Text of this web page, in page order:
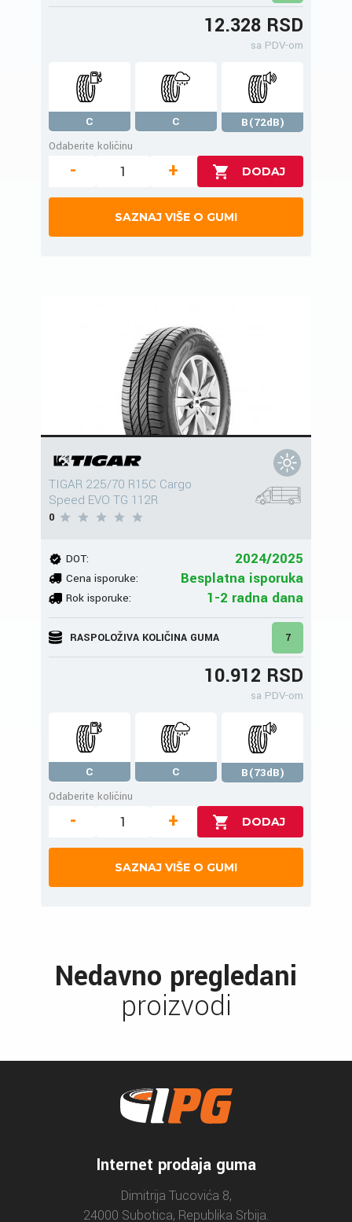
12.328 RSD
sa PDV-om
C C
B(72dB)
Odaberite količinu
- +
SAZNAJ VIŠE O GUMI
TIGAR 225/70 R15C Cargo
Speed EVO TG 112R
0
DOT: 2024/2025
Cena isporuke: Besplatna isporuka
Rok isporuke: 1-2 radna dana
RASPOLOŽIVA KOLIČINA GUMA 7
10.912 RSD
sa PDV-om
C C
B(73dB)
Odaberite količinu
- +
SAZNAJ VIŠE O GUMI
Nedavno pregledani
proizvodi
Internet prodaja guma
Dimitrija Tucovića 8,
24000 Subotica, Republika Srbija.